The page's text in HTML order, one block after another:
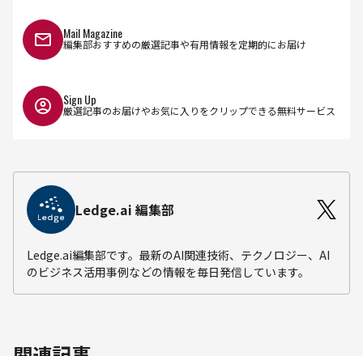
Mail Magazine
編集部おすすめの厳選記事や有用情報を定期的にお届け
Sign Up
厳選記事のお届けやお気に入りをクリップできる無料サービス
Ledge.ai 編集部
Ledge.ai編集部です。最新のAI関連技術、テクノロジー、AI
のビジネス活用事例などの情報を毎日発信しています。